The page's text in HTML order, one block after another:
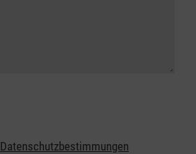
Datenschutzbestimmungen